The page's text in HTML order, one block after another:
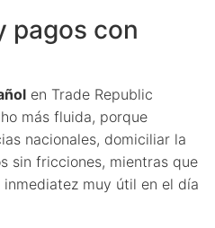
pagos con
en Trade Republic
más fluida, porque
nacionales, domiciliar la
sin fricciones, mientras que
muy útil en el día